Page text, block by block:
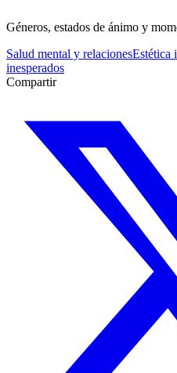
Géneros, estados de ánimo y
Salud mental y relacionesEstética
inesperados
Compartir